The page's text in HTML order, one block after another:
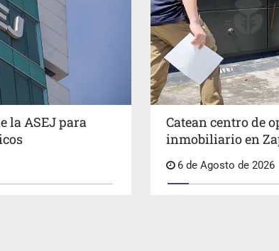
la ASEJ para
Catean centro de
inmobiliario en
6 de Agosto de 2026